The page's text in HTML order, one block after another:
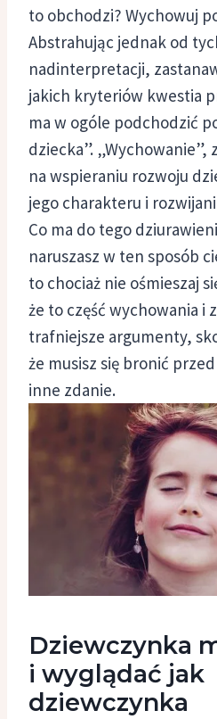
to obchodzi? Wychowuj
Abstrahując jednak od
nadinterpretacji,
jakich kryteriów kwestia
ma w ogóle podchodzić
dziecka”. „Wychowanie”,
na wspieraniu rozwoju
jego charakteru i
Co ma do tego
naruszasz w ten sposób
to chociaż nie ośmieszaj
że to część wychowania i
trafniejsze argumenty,
że musisz się bronić
inne zdanie.
Dziewczynka
i wyglądać jak
dziewczynka